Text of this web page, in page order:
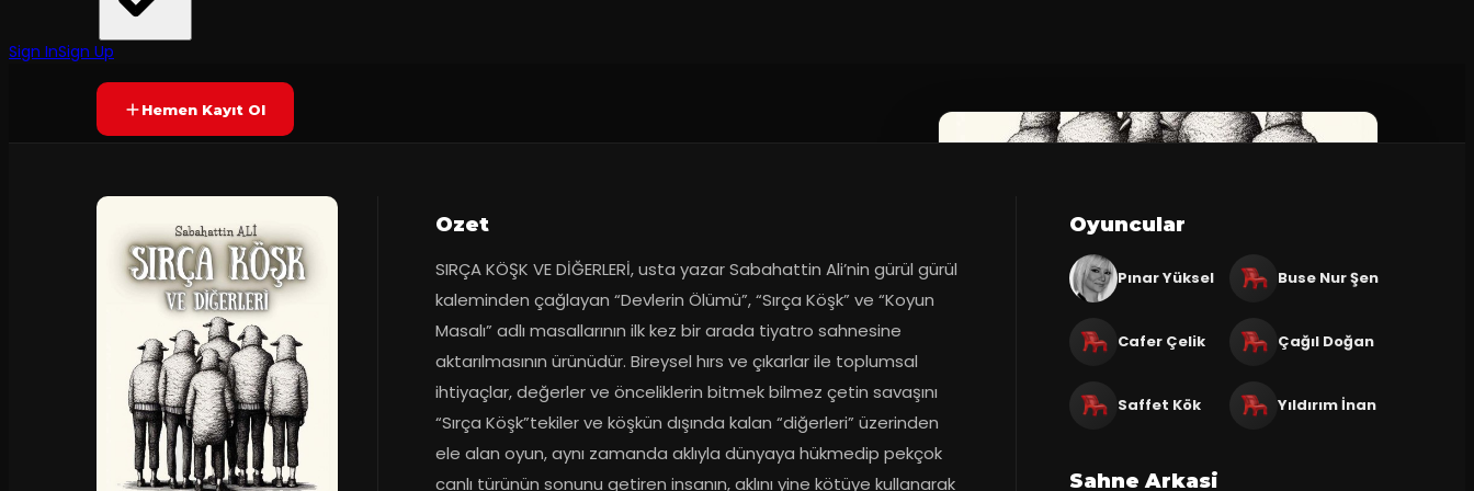
Sign InSign UpYAKINDA Yetersiz oy
Hemen Kayıt Ol
Ozet
SIRÇA KÖŞK VE DİĞERLERİ, usta yazar Sabahattin Ali’nin gürül gürül
kaleminden çağlayan “Devlerin Ölümü”, “Sırça Köşk” ve “Koyun
Masalı” adlı masallarının ilk kez bir arada tiyatro sahnesine
aktarılmasının ürünüdür. Bireysel hırs ve çıkarlar ile toplumsal
ihtiyaçlar, değerler ve önceliklerin bitmek bilmez çetin savaşını
“Sırça Köşk”tekiler ve köşkün dışında kalan “diğerleri” üzerinden
ele alan oyun, aynı zamanda aklıyla dünyaya hükmedip pekçok
canlı türünün sonunu getiren insanın, aklını yine kötüye kullanarak
Oyuncular
Pınar Yüksel Buse Nur Şen
Cafer Çelik Çağıl Doğan
Saffet Kök Yıldırım İnan
Sahne Arkasi